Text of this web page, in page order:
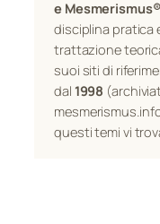
e Mesmerismus®
disciplina pratica
trattazione
suoi siti di
dal 1998
questi temi vi